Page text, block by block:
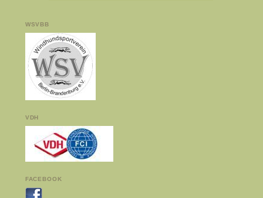
WSVBB
VDH
FACEBOOK